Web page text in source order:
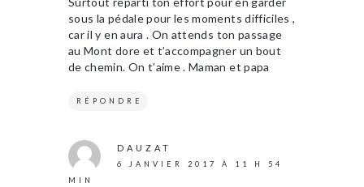
sous la pédale pour les moments difficiles ,
car il y en aura . On attends ton passage
au Mont dore et t’accompagner un bout
de chemin. On t’aime . Maman et papa
RÉPONDRE
DAUZAT
6 JANVIER 2017 À 11 H 54
MIN